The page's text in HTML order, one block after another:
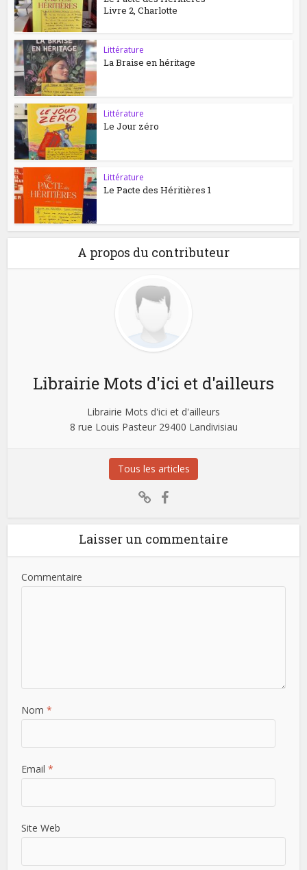
Livre 2, Charlotte
Littérature
La Braise en héritage
Littérature
Le Jour zéro
Littérature
Le Pacte des Héritières 1
A propos du contributeur
Librairie Mots d'ici et d'ailleurs
Librairie Mots d'ici et d'ailleurs
8 rue Louis Pasteur 29400 Landivisiau
Tous les articles
Laisser un commentaire
Commentaire
Nom *
Email *
Site Web